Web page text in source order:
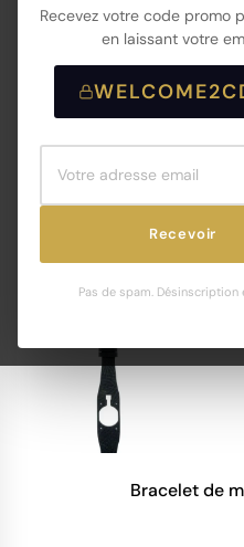
Recevez votre code promo
en laissant votre
Recevoir
Pas de spam. Désinscription
Bracelet de